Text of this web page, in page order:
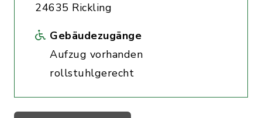
24635 Rickling
Gebäudezugänge
Aufzug vorhanden
rollstuhlgerecht